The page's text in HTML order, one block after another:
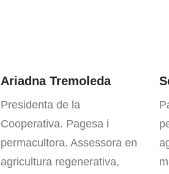
Ariadna Tremoleda
Presidenta de la
Cooperativa. Pagesa i
permacultora. Assessora en
agricultura regenerativa,